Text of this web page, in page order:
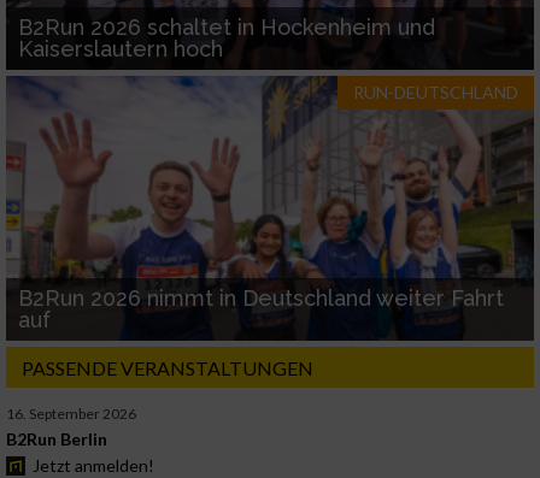
B2Run 2026 schaltet in Hockenheim und
Kaiserslautern hoch
RUN-DEUTSCHLAND
B2Run 2026 nimmt in Deutschland weiter Fahrt
auf
PASSENDE VERANSTALTUNGEN
16. September 2026
B2Run Berlin
Jetzt anmelden!